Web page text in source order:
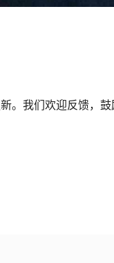
。我们欢迎反馈，鼓